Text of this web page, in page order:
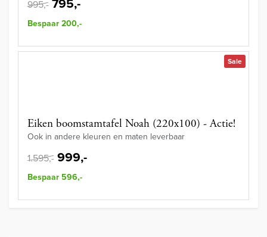
995,-
Bespaar 200,-
Sale
Eiken boomstamtafel Noah (220x100) - Actie!
Ook in andere kleuren en maten leverbaar
1.595,- 999,-
Bespaar 596,-